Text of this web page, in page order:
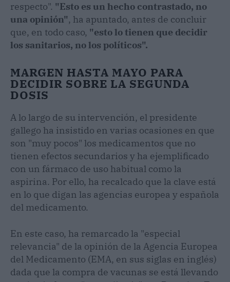
respecto". "Esto es un hecho contrastado, no
una opinión", ha apuntado, antes de concluir
que, en todo caso, "esto lo tienen que decidir
los sanitarios, no los políticos".
MARGEN HASTA MAYO PARA
DECIDIR SOBRE LA SEGUNDA
DOSIS
A lo largo de su intervención, el presidente
gallego ha insistido en varias ocasiones en que
son "muy pocos" los medicamentos que no
tienen efectos secundarios y ha ejemplificado
con un fármaco de uso habitual como la
aspirina. Por ello, ha recalcado que la clave está
en lo que digan las agencias europea y española
del medicamento.
En este caso, ha remarcado la "especial
relevancia" de la opinión de la Agencia Europea
del Medicamento (EMA, en sus siglas en inglés)
dada que la compra de vacunas se está llevando